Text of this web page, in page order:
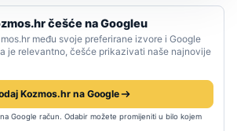
češće na Googleu
među svoje preferirane izvore i Google
je relevantno, češće prikazivati naše najnovije
Kozmos.hr na Google
Google račun. Odabir možete promijeniti u bilo kojem